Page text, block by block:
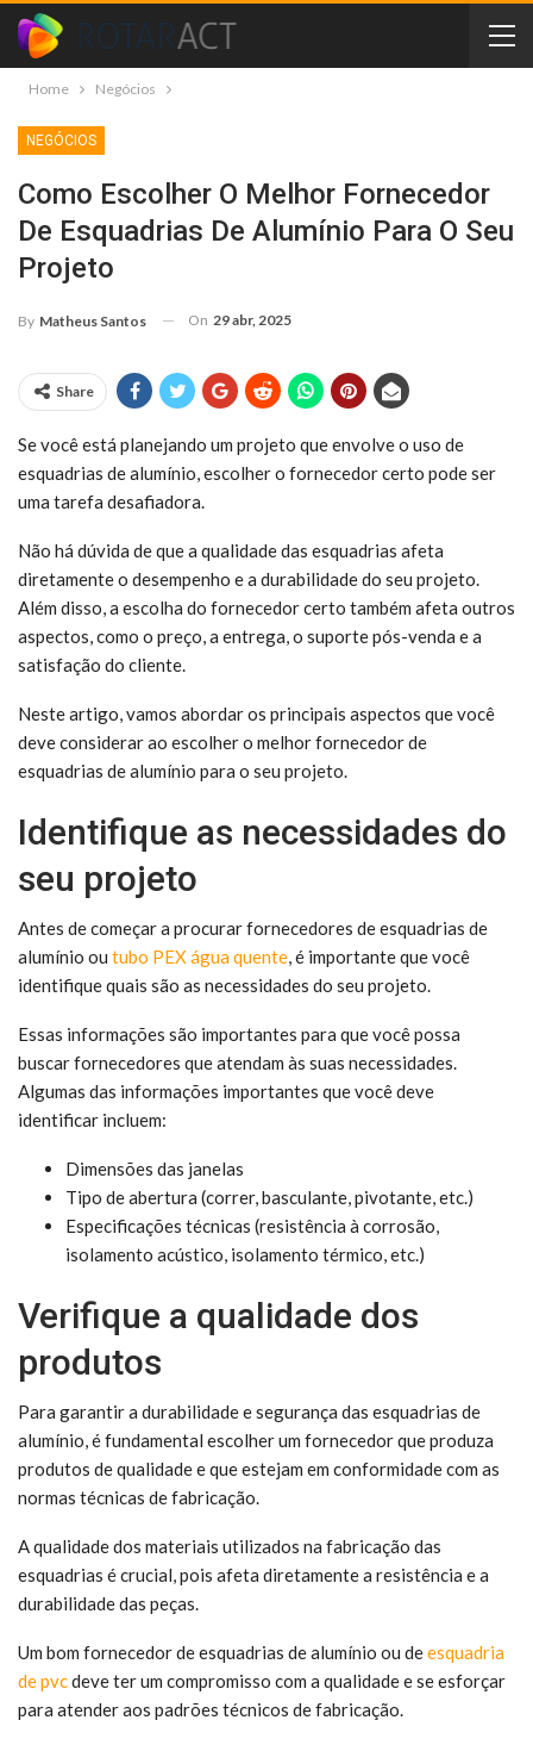
Home Negócios
NEGÓCIOS
Como Escolher O Melhor Fornecedor
De Esquadrias De Alumínio Para O Seu
Projeto
By Matheus Santos On 29 abr, 2025
Share
Se você está planejando um projeto que envolve o uso de
esquadrias de alumínio, escolher o fornecedor certo pode ser
uma tarefa desafiadora.
Não há dúvida de que a qualidade das esquadrias afeta
diretamente o desempenho e a durabilidade do seu projeto.
Além disso, a escolha do fornecedor certo também afeta outros
aspectos, como o preço, a entrega, o suporte pós-venda e a
satisfação do cliente.
Neste artigo, vamos abordar os principais aspectos que você
deve considerar ao escolher o melhor fornecedor de
esquadrias de alumínio para o seu projeto.
Identifique as necessidades do
seu projeto
Antes de começar a procurar fornecedores de esquadrias de
alumínio ou tubo PEX água quente, é importante que você
identifique quais são as necessidades do seu projeto.
Essas informações são importantes para que você possa
buscar fornecedores que atendam às suas necessidades.
Algumas das informações importantes que você deve
identificar incluem:
Dimensões das janelas
Tipo de abertura (correr, basculante, pivotante, etc.)
Especificações técnicas (resistência à corrosão,
isolamento acústico, isolamento térmico, etc.)
Verifique a qualidade dos
produtos
Para garantir a durabilidade e segurança das esquadrias de
alumínio, é fundamental escolher um fornecedor que produza
produtos de qualidade e que estejam em conformidade com as
normas técnicas de fabricação.
A qualidade dos materiais utilizados na fabricação das
esquadrias é crucial, pois afeta diretamente a resistência e a
durabilidade das peças.
Um bom fornecedor de esquadrias de alumínio ou deesquadria
de pvcdeve ter um compromisso com a qualidade e se esforçar
para atender aos padrões técnicos de fabricação.